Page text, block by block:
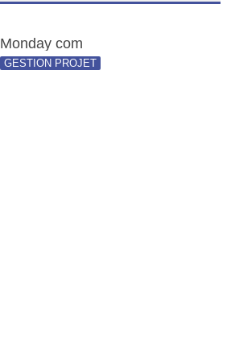
Monday com
GESTION PROJET